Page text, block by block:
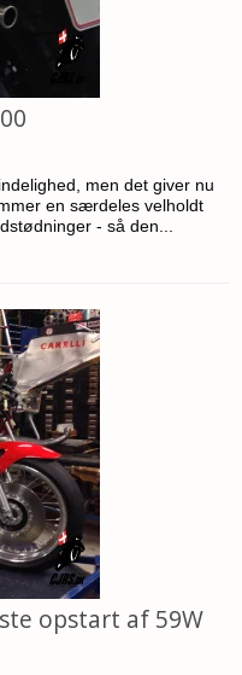
men det giver nu
en særdeles velholdt
- så den...
opstart af 59W